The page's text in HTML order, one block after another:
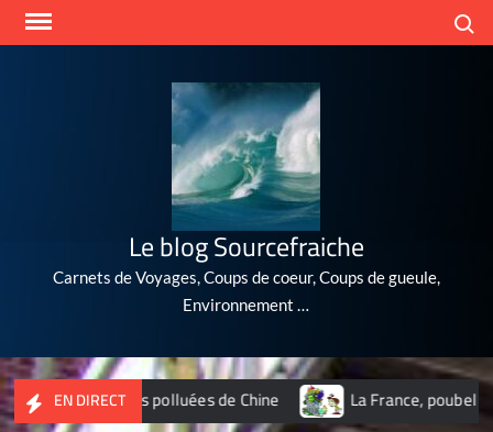
Skip
Le blog Sourcefraiche
Carnets de Voyages, Coups de coeur, Coups de gueule,
Environnement …
EN DIRECT
villes les plus polluées de Chine La France, poubelle